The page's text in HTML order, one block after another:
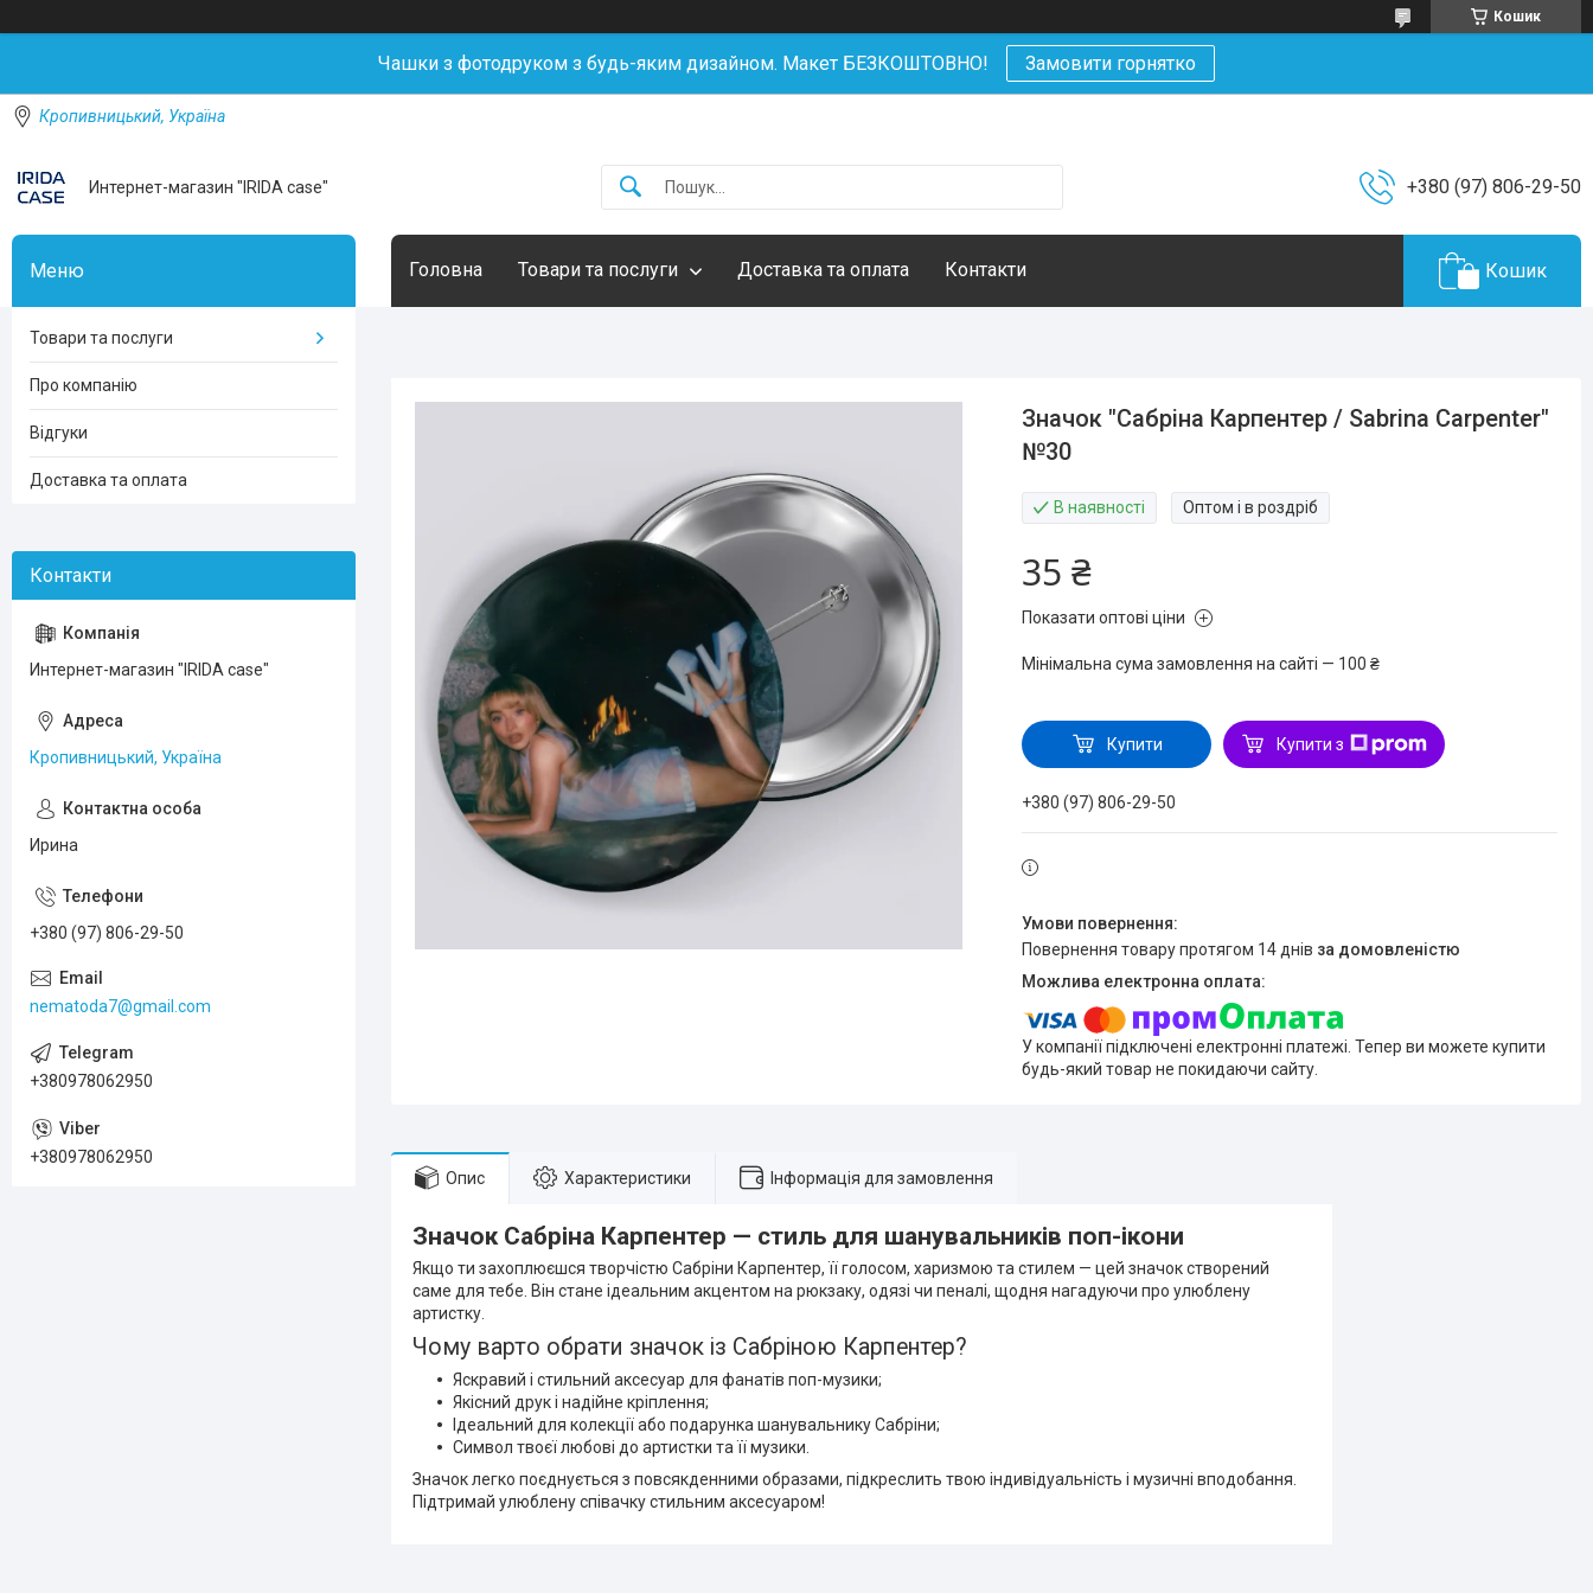
Кошик
Чашки з фотодруком з будь-яким дизайном. Макет БЕЗКОШТОВНО! Замовити горнятко
Кропивницький, Україна
Интернет-магазин "IRIDA case" +380 (97) 806-29-50
Головна Товари та послуги Доставка та оплата Контакти Кошик
Значок "Сабріна Карпентер / Sabrina Carpenter"
№30
В наявності Оптом і в роздріб
35 ₴
Показати оптові ціни
Мінімальна сума замовлення на сайті — 100 ₴
Купити Купити з
+380 (97) 806-29-50
повернення товару протягом 14 днів за домовленістю
У компанії підключені електронні платежі. Тепер ви можете купити
будь-який товар не покидаючи сайту.
Опис Характеристики Інформація для замовлення
Значок Сабріна Карпентер — стиль для шанувальників поп-ікони
Якщо ти захоплюєшся творчістю Сабріни Карпентер, її голосом, харизмою та стилем — цей значок створений
саме для тебе. Він стане ідеальним акцентом на рюкзаку, одязі чи пеналі, щодня нагадуючи про улюблену
артистку.
Чому варто обрати значок із Сабріною Карпентер?
Яскравий і стильний аксесуар для фанатів поп-музики;
Якісний друк і надійне кріплення;
Ідеальний для колекції або подарунка шанувальнику Сабріни;
Символ твоєї любові до артистки та її музики.
Значок легко поєднується з повсякденними образами, підкреслить твою індивідуальність і музичні вподобання.
Підтримай улюблену співачку стильним аксесуаром!
Товари та послуги
Про компанію
Відгуки
Доставка та оплата
Интернет-магазин "IRIDA case"
Кропивницький, Україна
Ирина
+380 (97) 806-29-50
nematoda7@gmail.com
+380978062950
+380978062950